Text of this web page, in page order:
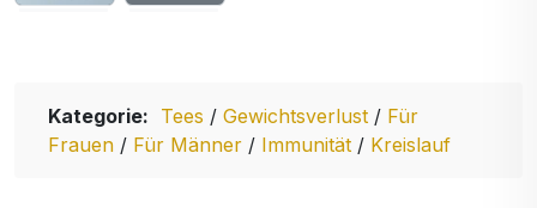
Kategorie: Tees / Gewichtsverlust / Für
Frauen / Für Männer / Immunität / Kreislauf